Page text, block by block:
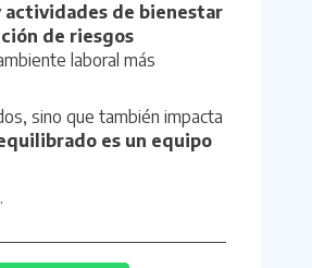
actividades de bienestar
de riesgos
laboral más
sino que también impacta
es un equipo
.